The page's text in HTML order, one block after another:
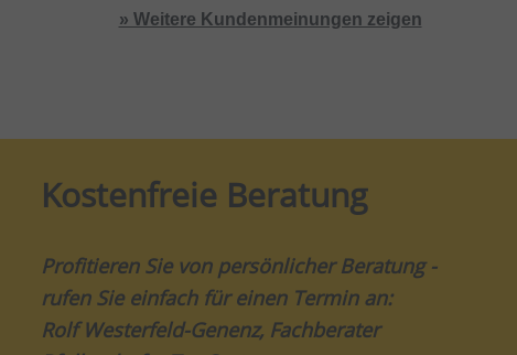
» Weitere Kundenmeinungen zeigen
Kostenfreie Beratung
Profitieren Sie von persönlicher Beratung -
rufen Sie einfach für einen Termin an:
Rolf Westerfeld-Genenz, Fachberater